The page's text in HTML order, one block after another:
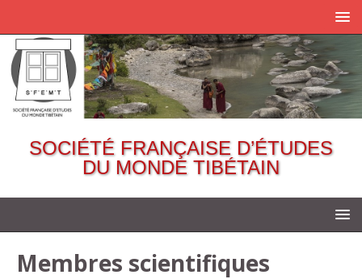
SOCIÉTÉ FRANÇAISE D’ÉTUDES
DU MONDE TIBÉTAIN
Membres scientifiques